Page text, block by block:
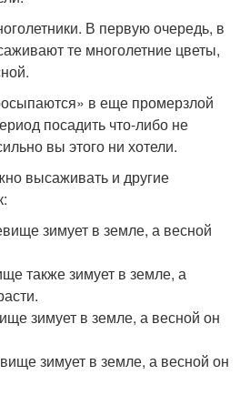
В первую очередь, в
те многолетние цветы,
в еще промерзлой
посадить что-либо не
вы этого ни хотели.
высаживать и другие
зимует в земле, а весной
также зимует в земле, а
зимует в земле, а весной он
зимует в земле, а весной он